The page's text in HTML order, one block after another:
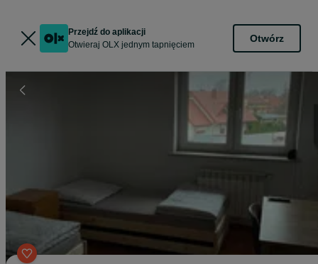
Przejdź do aplikacji
Otwieraj OLX jednym tapnięciem
Otwórz